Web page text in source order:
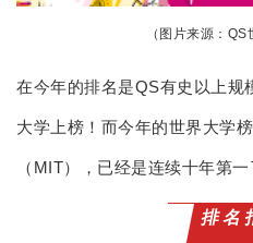
（图片来源：QS
在今年的排名是QS有史以上规
大学上榜！而今年的世界大学
（MIT），已经是连续十年第一
排名